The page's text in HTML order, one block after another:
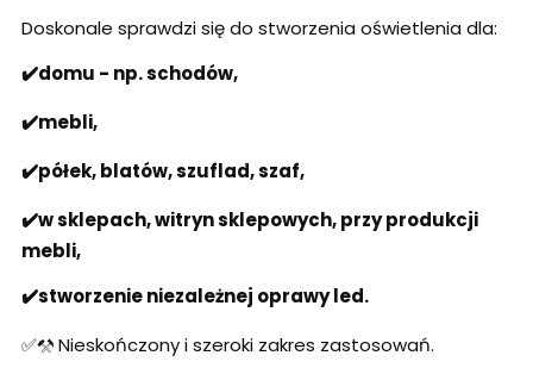
Doskonale sprawdzi się do stworzenia oświetlenia dla:
✔️domu - np. schodów,
✔️mebli,
✔️półek, blatów, szuflad, szaf,
✔️w sklepach, witryn sklepowych, przy produkcji
mebli,
✔️stworzenie niezależnej oprawy led.
✅⚒️ Nieskończony i szeroki zakres zastosowań.